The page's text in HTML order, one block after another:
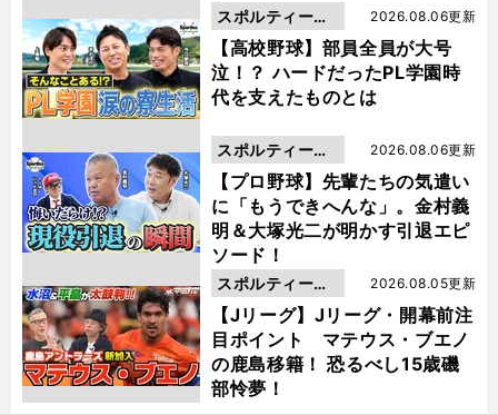
【高校野球】部員全員が大号
泣！？ ハードだったPL学園時
代を支えたものとは
2026.08.06更新
スポルティーバ
動画
【プロ野球】先輩たちの気遣い
に「もうできへんな」。金村義
明＆大塚光二が明かす引退エピ
ソード！
2026.08.06更新
スポルティーバ
動画
【Jリーグ】Jリーグ・開幕前注
目ポイント マテウス・ブエノ
の鹿島移籍！ 恐るべし15歳磯
部怜夢！
2026.08.05更新
スポルティーバ
動画